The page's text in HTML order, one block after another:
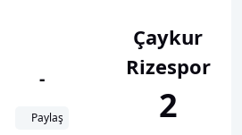
-
Paylaş
Çaykur
Rizespor
2